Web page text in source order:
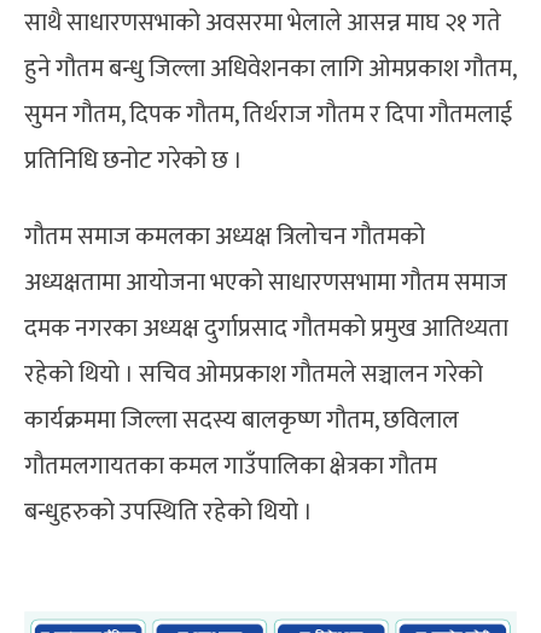
साथै साधारणसभाको अवसरमा भेलाले आसन्न माघ २१ गते
हुने गौतम बन्धु जिल्ला अधिवेशनका लागि ओमप्रकाश गौतम,
सुमन गौतम, दिपक गौतम, तिर्थराज गौतम र दिपा गौतमलाई
प्रतिनिधि छनोट गरेको छ ।
गौतम समाज कमलका अध्यक्ष त्रिलोचन गौतमको
अध्यक्षतामा आयोजना भएको साधारणसभामा गौतम समाज
दमक नगरका अध्यक्ष दुर्गाप्रसाद गौतमको प्रमुख आतिथ्यता
रहेको थियो । सचिव ओमप्रकाश गौतमले सञ्चालन गरेको
कार्यक्रममा जिल्ला सदस्य बालकृष्ण गौतम, छविलाल
गौतमलगायतका कमल गाउँपालिका क्षेत्रका गौतम
बन्धुहरुको उपस्थिति रहेको थियो ।